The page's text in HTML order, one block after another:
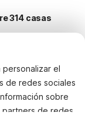
el
de redes sociales
sobre
de redes
314 casas